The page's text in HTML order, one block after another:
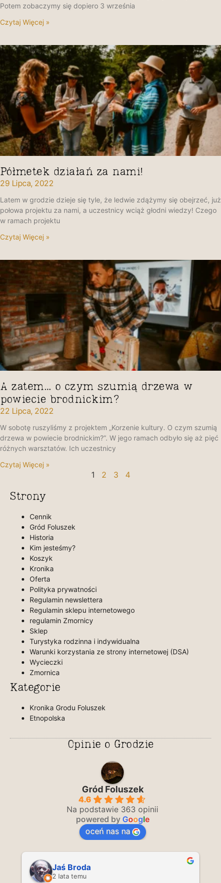
Potem zobaczymy się dopiero 3 września
Czytaj Więcej »
Półmetek działań za nami!
29 Lipca, 2022
Latem w grodzie dzieje się tyle, że ledwie zdążymy się obejrzeć, już
połowa projektu za nami, a uczestnicy wciąż głodni wiedzy! Czego
w ramach projektu
Czytaj Więcej »
A zatem… o czym szumią drzewa w
powiecie brodnickim?
22 Lipca, 2022
W sobotę ruszyliśmy z projektem „Korzenie kultury. O czym szumią
drzewa w powiecie brodnickim?”. W jego ramach odbyło się aż pięć
różnych warsztatów. Ich uczestnicy
Czytaj Więcej »
1 2 3 4
Strony
Cennik
Gród Foluszek
Historia
Kim jesteśmy?
Koszyk
Kronika
Oferta
Polityka prywatności
Regulamin newslettera
Regulamin sklepu internetowego
regulamin Zmornicy
Sklep
Turystyka rodzinna i indywidualna
Warunki korzystania ze strony internetowej (DSA)
Wycieczki
Zmornica
Kategorie
Kronika Grodu Foluszek
Etnopolska
Opinie o Grodzie
Gród Foluszek
4.6
Na podstawie 363 opinii
powered by Google
oceń nas na
Jaś Broda
2 lata temu